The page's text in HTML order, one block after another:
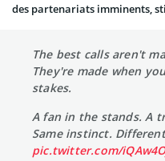
des partenariats imminents,
The best calls aren't
They're made when
stakes.
A fan in the stands. A
Same instinct.
pic.twitter.com/